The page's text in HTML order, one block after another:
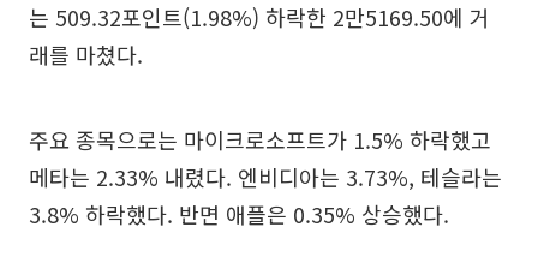
는 509.32포인트(1.98%) 하락한 2만5169.50에 거
래를 마쳤다.
주요 종목으로는 마이크로소프트가 1.5% 하락했고
메타는 2.33% 내렸다. 엔비디아는 3.73%, 테슬라는
3.8% 하락했다. 반면 애플은 0.35% 상승했다.